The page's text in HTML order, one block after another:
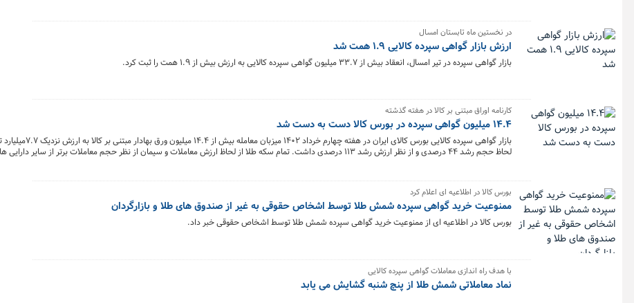
طلا در بورس کالای ایران پرداخته می‌شود.
در نخستین ماه تابستان امسال
ارزش بازار گواهی سپرده کالایی ۱.۹ همت شد
بازار گواهی سپرده در تیر امسال، انعقاد بیش از ۳۳.۷ میلیون گواهی سپرده کالایی به ارزش بیش از ۱.۹ همت را ثبت کرد.
کارنامه اوراق مبتنی بر کالا در هفته گذشته
۱۴.۴ میلیون گواهی سپرده در بورس کالا دست به دست شد
بازار گواهی سپرده کالایی بورس کالای ایران در هفته
لحاظ حجم رشد ۴۴ درصدی و از نظر ارزش رشد ۱۱۳ درصدی داشت. تمام سکه طلا از لحاظ ارزش معاملات و سیمان از نظر حجم معاملات برتر از سایر
بورس کالا در اطلاعیه ای اعلام کرد
ممنوعیت خرید گواهی سپرده شمش طلا توسط اشخاص حقوقی به غیر از صندوق های طلا و بازارگردان
بورس کالا در اطلاعیه ای از ممنوعیت خرید گواهی سپرده شمش طلا توسط اشخاص حقوقی خبر داد.
با هدف راه اندازی معاملات گواهی سپرده کالایی
نماد معاملاتی شمش طلا از پنچ شنبه گشایش می یابد